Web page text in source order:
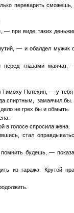
переварить сможешь,
— при виде таких
— и обалдел мужик
глазами маячат,
Потехин, — у тебя
спиртным, замаячил бы.
не грех бы и обмыть.
в голосе спросила жена.
стал
будешь, —
из гаража. Крутой